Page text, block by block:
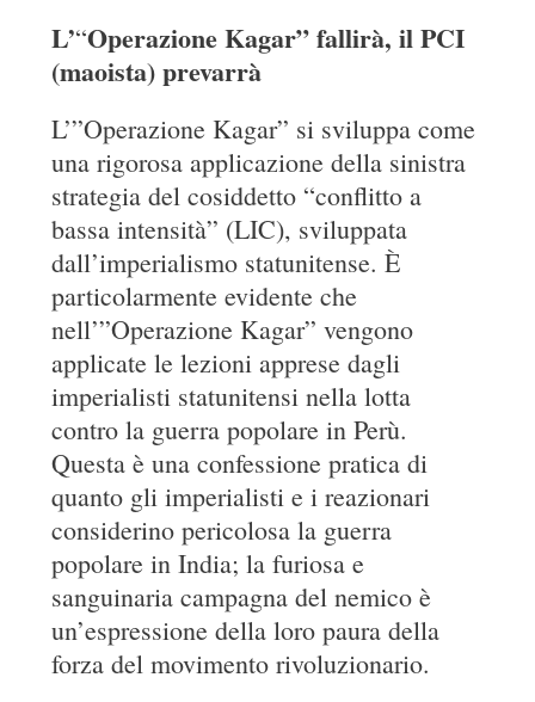
L’“Operazione Kagar” fallirà, il PCI
(maoista) prevarrà
L’”Operazione Kagar” si sviluppa come
una rigorosa applicazione della sinistra
strategia del cosiddetto “conflitto a
bassa intensità” (LIC), sviluppata
dall’imperialismo statunitense. È
particolarmente evidente che
nell’”Operazione Kagar” vengono
applicate le lezioni apprese dagli
imperialisti statunitensi nella lotta
contro la guerra popolare in Perù.
Questa è una confessione pratica di
quanto gli imperialisti e i reazionari
considerino pericolosa la guerra
popolare in India; la furiosa e
sanguinaria campagna del nemico è
un’espressione della loro paura della
forza del movimento rivoluzionario.